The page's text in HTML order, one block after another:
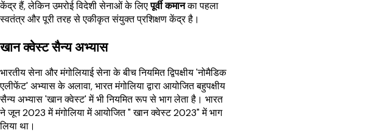
केंद्र हैं, लेकिन उमरोई विदेशी सेनाओं के लिएपूर्वी कमानका पहला
स्वतंत्र और पूरी तरह से एकीकृत संयुक्त प्रशिक्षण केंद्र है।
खान क्वेस्ट सैन्य अभ्यास
भारतीय सेना और मंगोलियाई सेना के बीच नियमित द्विपक्षीय 'नोमैडिक
एलीफेंट' अभ्यास के अलावा, भारत मंगोलिया द्वारा आयोजित बहुपक्षीय
सैन्य अभ्यास 'खान क्वेस्ट' में भी नियमित रूप से भाग लेता है। भारत
ने जून 2023 में मंगोलिया में आयोजित " खान क्वेस्ट 2023" में भाग
लिया था।